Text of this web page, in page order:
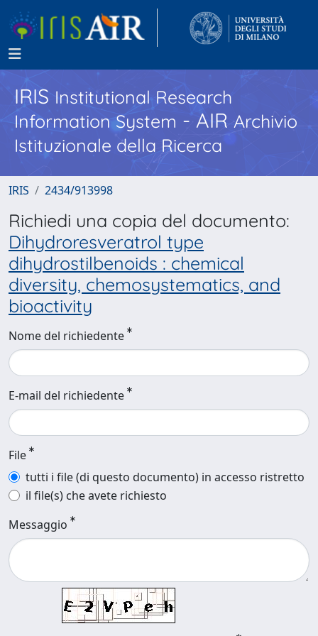
IRISInstitutional Research
Information System - AIR Archivio
Istituzionale della Ricerca
IRIS 2434/913998
Richiedi una copia del documento:
Dihydroresveratrol type
dihydrostilbenoids : chemical
diversity, chemosystematics, and
bioactivity
Nome del richiedente
E-mail del richiedente
File
tutti i file (di questo documento) in accesso ristretto
il file(s) che avete richiesto
Messaggio